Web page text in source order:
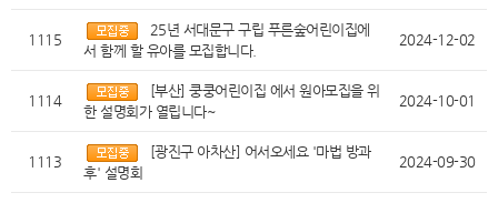
1115
25년 서대문구 구립 푸른숲어린이집에
서 함께 할 유아를 모집합니다.
2024-12-02
1114
[부산] 쿵쿵어린이집 에서 원아모집을 위
한 설명회가 열립니다~
2024-10-01
1113
[광진구 아차산] 어서오세요 '마법 방과
후' 설명회
2024-09-30